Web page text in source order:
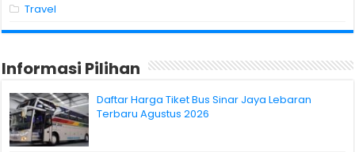
Travel
Informasi Pilihan
Daftar Harga Tiket Bus Sinar Jaya Lebaran
Terbaru Agustus 2026